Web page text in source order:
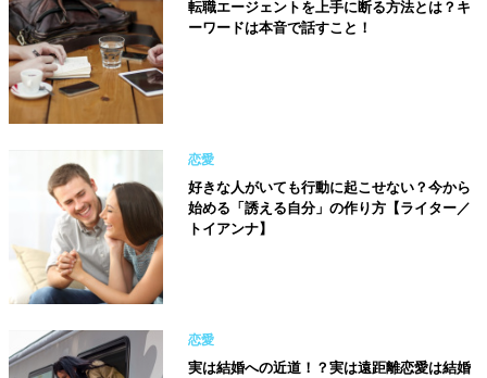
転職エージェントを上手に断る方法とは？キ
ーワードは本音で話すこと！
恋愛
好きな人がいても行動に起こせない？今から
始める「誘える自分」の作り方【ライター／
トイアンナ】
恋愛
実は結婚への近道！？実は遠距離恋愛は結婚